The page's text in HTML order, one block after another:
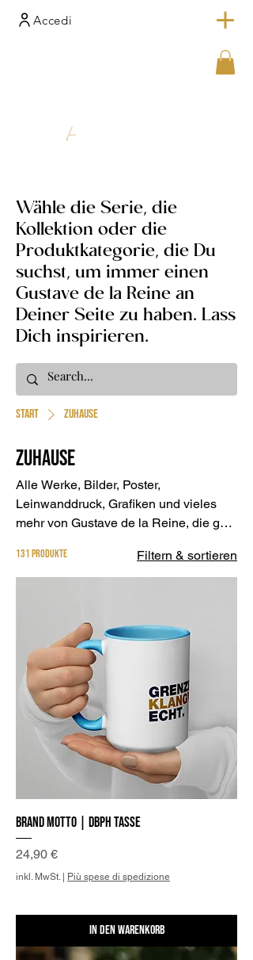
Accedi
Wähle die Serie, die
Kollektion oder die
Produktkategorie, die Du
suchst, um immer einen
Gustave de la Reine an
Deiner Seite zu haben. Lass
Dich inspirieren.
Start Zuhause
Zuhause
Alle Werke, Bilder, Poster,
Leinwanddruck, Grafiken und vieles
mehr von Gustave de la Reine, die gut
131 Produkte Filtern & sortieren
Brand Motto | DBPh Tasse
Preis
24,90 €
inkl. MwSt.| Più spese di spedizione
In den Warenkorb